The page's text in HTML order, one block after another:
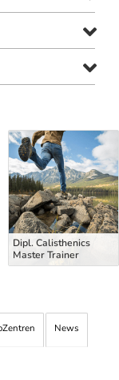
Dipl. Calisthenics
Master Trainer
News